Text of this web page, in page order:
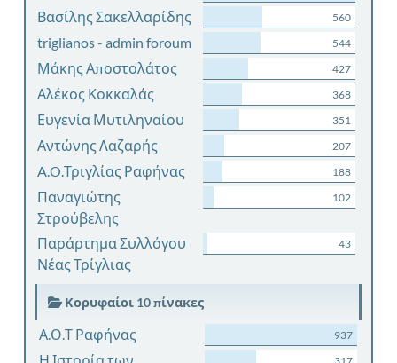
Βασίλης Σακελλαρίδης 560
triglianos - admin foroum 544
Μάκης Αποστολάτος 427
Αλέκος Κοκκαλάς 368
Ευγενία Μυτιληναίου 351
Αντώνης Λαζαρής 207
A.O.Τριγλίας Ραφήνας 188
Παναγιώτης
Στρούβελης
102
Παράρτημα Συλλόγου
Νέας Τρίγλιας
43
Κορυφαίοι 10 πίνακες
Α.Ο.Τ Ραφήνας 937